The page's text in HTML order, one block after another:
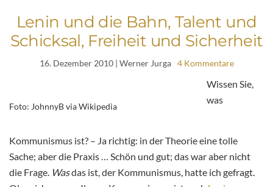
Lenin und die Bahn, Talent und
Schicksal, Freiheit und Sicherheit
16. Dezember 2010| Werner Jurga 4 Kommentare
Foto: JohnnyB via Wikipedia
Wissen Sie,
was
Kommunismus ist? – Ja richtig: in der Theorie eine tolle
Sache; aber die Praxis … Schön und gut; das war aber nicht
die Frage. Wasdas ist, der Kommunismus, hatte ich gefragt.